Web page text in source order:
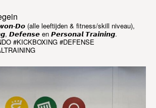
𝘿𝙤 (alle leeftijden & fitness/skill niveau),
𝘿𝙚𝙛𝙚𝙣𝙨𝙚 en 𝙋𝙚𝙧𝙨𝙤𝙣𝙖𝙡 𝙏𝙧𝙖𝙞𝙣𝙞𝙣𝙜.
#KICKBOXING #DEFENSE